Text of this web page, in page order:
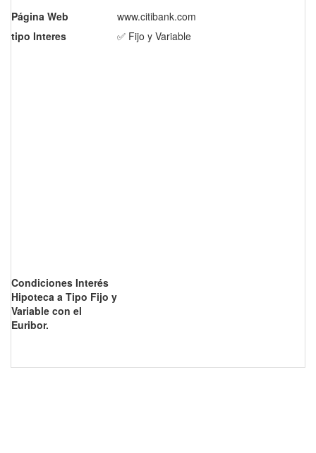
Página Web
www.citibank.com
tipo Interes
✅ Fijo y Variable
Condiciones Interés
Hipoteca a Tipo Fijo y
Variable con el
Euribor.